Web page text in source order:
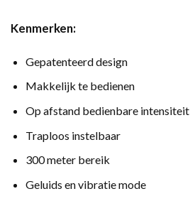
Kenmerken:
Gepatenteerd design
Makkelijk te bedienen
Op afstand bedienbare intensiteit
Traploos instelbaar
300 meter bereik
Geluids en vibratie mode